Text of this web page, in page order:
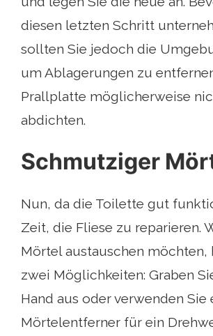
diesen letzten Schritt
sollten Sie jedoch die
um Ablagerungen zu
Prallplatte möglicherweise
abdichten.
Schmutziger
Nun, da die Toilette gut
Zeit, die Fliese zu reparieren.
Mörtel austauschen möchten,
zwei Möglichkeiten: Graben
Hand aus oder verwenden Sie
Mörtelentferner für ein